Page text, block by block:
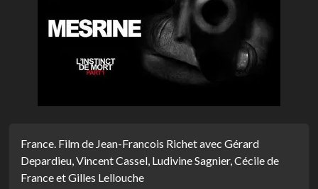
France. Film de Jean-Francois Richet avec Gérard
Depardieu, Vincent Cassel, Ludivine Sagnier, Cécile de
France et Gilles Lellouche